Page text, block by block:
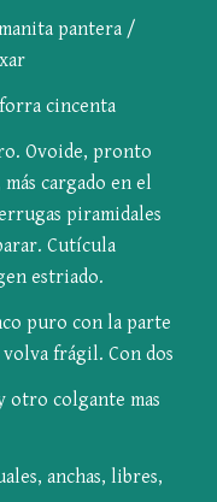
pantera /
Gallego: Cacaforra cincenta
Ovoide, pronto
cargado en el
piramidales
Cutícula
estriado.
puro con la parte
frágil. Con dos
otro colgante mas
anchas, libres,